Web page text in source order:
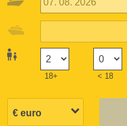
18+ < 18